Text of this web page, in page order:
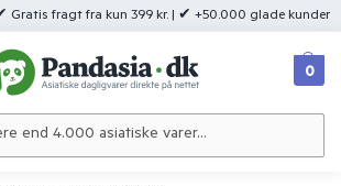
Gratis fragt fra kun 399 kr. | ✔ +50.000 glade kunder
0